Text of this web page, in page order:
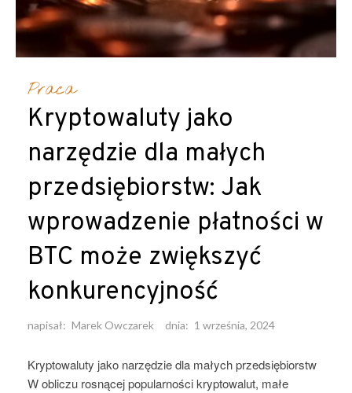
Praca
Kryptowaluty jako
narzędzie dla małych
przedsiębiorstw: Jak
wprowadzenie płatności w
BTC może zwiększyć
konkurencyjność
napisał: Marek Owczarek dnia: 1 września, 2024
Kryptowaluty jako narzędzie dla małych przedsiębiorstw
W obliczu rosnącej popularności kryptowalut, małe